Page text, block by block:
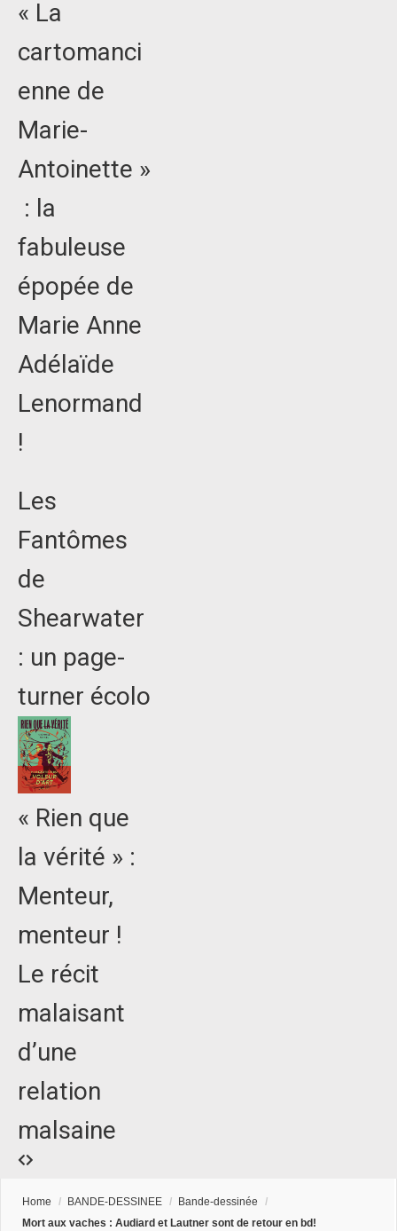
« La
cartomanci
enne de
Marie-
Antoinette »
: la
fabuleuse
épopée de
Marie Anne
Adélaïde
Lenormand
!
Les
Fantômes
de
Shearwater
: un page-
turner écolo
« Rien que
la vérité » :
Menteur,
menteur !
Le récit
malaisant
d’une
relation
malsaine
Home / BANDE-DESSINEE / Bande-dessinée
/
Mort aux vaches : Audiard et Lautner sont de retour en bd!